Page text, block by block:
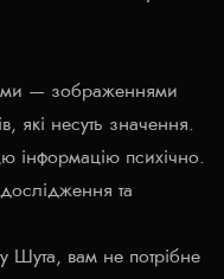
— зображеннями
які несуть значення.
інформацію психічно.
та
Шута, вам не потрібне